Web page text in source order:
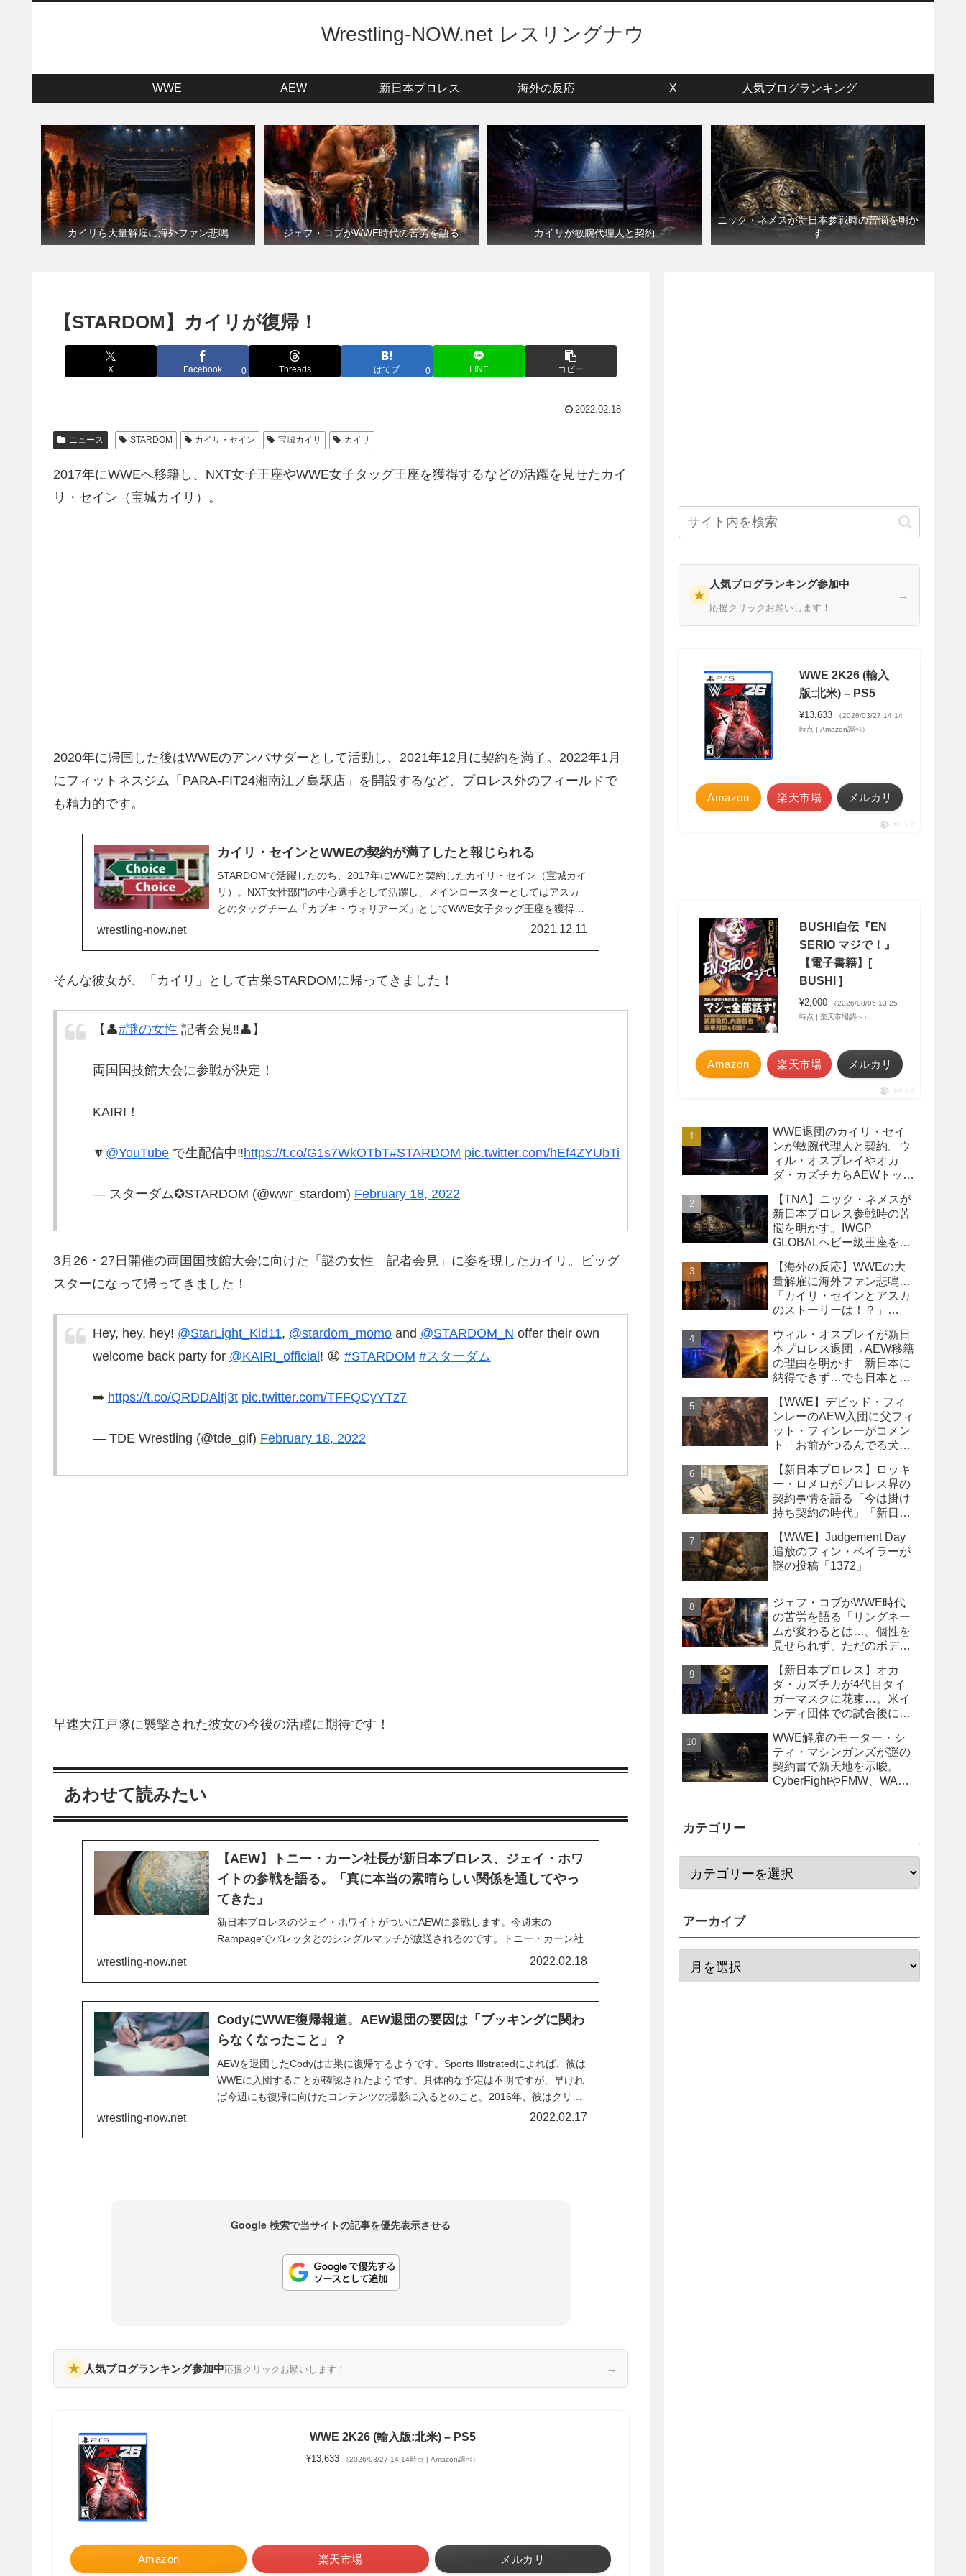
Wrestling-NOW.net レスリングナウ
WWE AEW 新日本プロレス 海外の反応 X 人気ブログランキング
カイリら大量解雇に海外ファン悲鳴 ジェフ・コブがWWE時代の苦労を語る カイリが敏腕代理人と契約
ニック・ネメスが新日本参戦時の苦悩を明か
す
【STARDOM】カイリが復帰！
X Facebook 0 Threads はてブ 0 LINE コピー
2022.02.18
ニュース STARDOM カイリ・セイン 宝城カイリ カイリ
2017年にWWEへ移籍し、NXT女子王座やWWE女子タッグ王座を獲得するなどの活躍を見せたカイ
リ・セイン（宝城カイリ）。
2020年に帰国した後はWWEのアンバサダーとして活動し、2021年12月に契約を満了。2022年1月
にフィットネスジム「PARA-FIT24湘南江ノ島駅店」を開設するなど、プロレス外のフィールドで
も精力的です。
カイリ・セインとWWEの契約が満了したと報じられる
STARDOMで活躍したのち、2017年にWWEと契約したカイリ・セイン（宝城カイ
リ）。NXT女性部門の中心選手として活躍し、メインロースターとしてはアスカ
とのタッグチーム「カブキ・ウォリアーズ」としてWWE女子タッグ王座を獲得す
るなどの活躍を見せ、ファンから愛される存在となりました。2020年、彼女は
wrestling-now.net 2021.12.11
そんな彼女が、「カイリ」として古巣STARDOMに帰ってきました！
【👤#謎の女性 記者会見‼️👤】
両国国技館大会に参戦が決定！
KAIRI！
🔽 @YouTube で生配信中‼️https://t.co/G1s7WkOTbT#STARDOM pic.twitter.com/hEf4ZYUbTi
— スターダム✪STARDOM (@wwr_stardom) February 18, 2022
3月26・27日開催の両国国技館大会に向けた「謎の女性 記者会見」に姿を現したカイリ。ビッグ
スターになって帰ってきました！
Hey, hey, hey! @StarLight_Kid11, @stardom_momo and @STARDOM_N offer their own
welcome back party for @KAIRI_official! 😧 #STARDOM #スターダム
➡️ https://t.co/QRDDAltj3t pic.twitter.com/TFFQCyYTz7
— TDE Wrestling (@tde_gif) February 18, 2022
早速大江戸隊に襲撃された彼女の今後の活躍に期待です！
あわせて読みたい
【AEW】トニー・カーン社長が新日本プロレス、ジェイ・ホワ
イトの参戦を語る。「真に本当の素晴らしい関係を通してやっ
てきた」
新日本プロレスのジェイ・ホワイトがついにAEWに参戦します。今週末の
Rampageでバレッタとのシングルマッチが放送されるのです。トニー・カーン社
長は、新日本との「禁断の扉」を開いてやってくるジェイについて、次のように
wrestling-now.net 2022.02.18
CodyにWWE復帰報道。AEW退団の要因は「ブッキングに関わ
らなくなったこと」？
AEWを退団したCodyは古巣に復帰するようです。Sports Illstratedによれば、彼は
WWEに入団することが確認されたようです。具体的な予定は不明ですが、早けれ
ば今週にも復帰に向けたコンテンツの撮影に入るとのこと。2016年、彼はクリエ
イティブへの不満からWWEを退団し、ROHと新日本プロレスでBullet Clubのメン
wrestling-now.net 2022.02.17
Google 検索で当サイトの記事を優先表示させる
★ 人気ブログランキング参加中応援クリックお願いします！ →
WWE 2K26 (輸入版:北米) – PS5
¥13,633 （2026/03/27 14:14時点 | Amazon調べ）
Amazon 楽天市場 メルカリ
★
人気ブログランキング参加中
応援クリックお願いします！
→
WWE 2K26 (輸入
版:北米) – PS5
¥13,633
（2026/03/27 14:14
時点 | Amazon調べ）
Amazon 楽天市場 メルカリ
ポチップ
BUSHI自伝『EN
SERIO マジで！』
【電子書籍】[
BUSHI ]
¥2,000
（2026/08/05 13:25
時点 | 楽天市場調べ）
Amazon 楽天市場 メルカリ
ポチップ
WWE退団のカイリ・セイ
ンが敏腕代理人と契約。ウ
ィル・オスプレイやオカ
ダ・カズチカらAEWトップ
【TNA】ニック・ネメスが
新日本プロレス参戦時の苦
悩を明かす。IWGP
GLOBALヘビー級王座を
挫
【海外の反応】WWEの大
量解雇に海外ファン悲鳴…
「カイリ・セインとアスカ
のストーリーは！？」
の犠牲になった」
ウィル・オスプレイが新日
本プロレス退団→AEW移籍
の理由を明かす「新日本に
納得できず…でも日本との
【WWE】デビッド・フィ
ンレーのAEW入団に父フィ
ット・フィンレーがコメン
ト「お前がつるんでる犬連
【新日本プロレス】ロッキ
ー・ロメロがプロレス界の
契約事情を語る「今は掛け
持ち契約の時代」「新日本
るべき」
【WWE】Judgement Day
追放のフィン・ベイラーが
謎の投稿「1372」
ジェフ・コブがWWE時代
の苦労を語る「リングネー
ムが変わるとは…。個性を
見せられず、ただのボディ
【新日本プロレス】オカ
ダ・カズチカが4代目タイ
ガーマスクに花束…。米イ
ンディ団体での試合後にサ
WWE解雇のモーター・シ
ティ・マシンガンズが謎の
契約書で新天地を示唆。
CyberFightやFMW、WAR
カテゴリー
アーカイブ